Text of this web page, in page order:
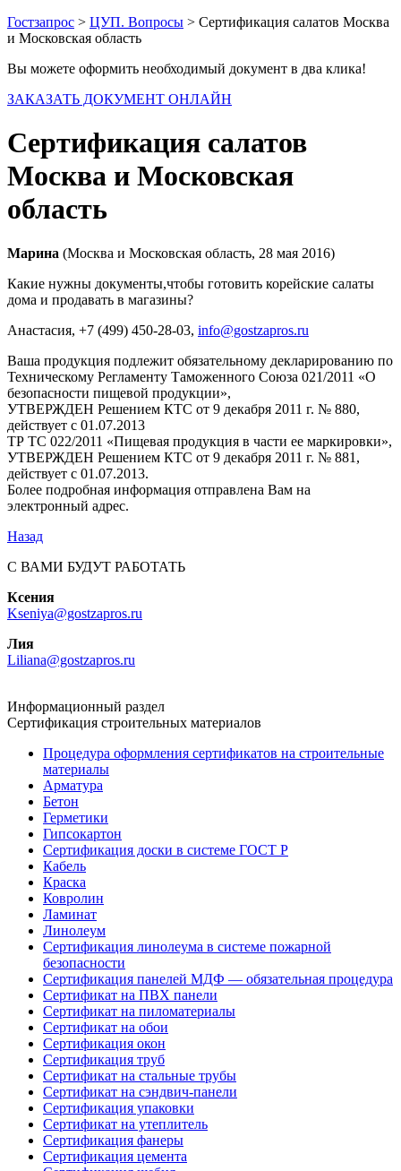
Гостзапрос > ЦУП. Вопросы > Сертификация салатов Москва
и Московская область
Вы можете оформить необходимый документ в два клика!
ЗАКАЗАТЬ ДОКУМЕНТ ОНЛАЙН
Сертификация салатов
Москва и Московская
область
Марина (Москва и Московская область, 28 мая 2016)
Какие нужны документы,чтобы готовить корейские салаты
дома и продавать в магазины?
Анастасия, +7 (499) 450-28-03, info@gostzapros.ru
Ваша продукция подлежит обязательному декларированию по
Техническому Регламенту Таможенного Союза 021/2011 «О
безопасности пищевой продукции»,
УТВЕРЖДЕН Решением КТС от 9 декабря 2011 г. № 880,
действует с 01.07.2013
ТР ТС 022/2011 «Пищевая продукция в части ее маркировки»,
УТВЕРЖДЕН Решением КТС от 9 декабря 2011 г. № 881,
действует с 01.07.2013.
Более подробная информация отправлена Вам на
электронный адрес.
Назад
С ВАМИ БУДУТ РАБОТАТЬ
Ксения
Kseniya@gostzapros.ru
Лия
Liliana@gostzapros.ru
Информационный раздел
Сертификация строительных материалов
Процедура оформления сертификатов на строительные
материалы
Арматура
Бетон
Герметики
Гипсокартон
Сертификация доски в системе ГОСТ Р
Кабель
Краска
Ковролин
Ламинат
Линолеум
Сертификация линолеума в системе пожарной
безопасности
Сертификация панелей МДФ — обязательная процедура
Сертификат на ПВХ панели
Сертификат на пиломатериалы
Сертификат на обои
Сертификация окон
Сертификация труб
Сертификат на стальные трубы
Сертификат на сэндвич-панели
Сертификация упаковки
Сертификат на утеплитель
Сертификация фанеры
Сертификация цемента